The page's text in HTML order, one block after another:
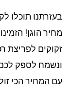
תוכלו לקבל
הוגן! הזמינו
לפריצת רכב,
לספק לכם את
המחיר הכי זול